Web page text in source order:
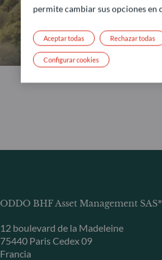
ODDO BHF Asset Management SAS*
12 boulevard de la Madeleine
75440 Paris Cedex 09
Francia
permite cambiar sus opciones en
Rechazar todas
Aceptar todas
Configurar cookies